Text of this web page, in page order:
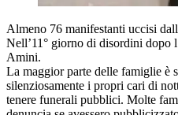
Almeno 76 manifestanti uccisi
Nell’11° giorno di disordini dopo
Amini.
La maggior parte delle famiglie è
silenziosamente i propri cari di
tenere funerali pubblici. Molte